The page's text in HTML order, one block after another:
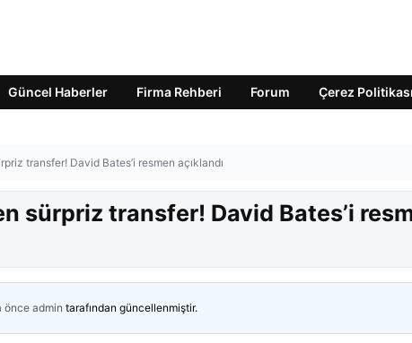
Güncel Haberler Firma Rehberi Forum Çerez Politikası
transfer! David Bates’i resmen açıklandı
sürpriz transfer! David Bates’i
önceadmin tarafından güncellenmiştir.